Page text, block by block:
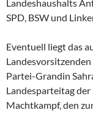
Landeshaushalts
SPD, BSW und
Eventuell liegt das
Partei-Grandin
Landesparteitag
Machtkampf, den